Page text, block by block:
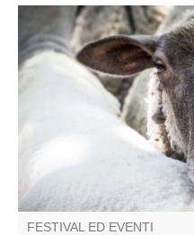
Venite a condividere un
assaggiare la zuppa dei
del villaggio per il
démontagnée.
FESTIVAL ED EVENTI